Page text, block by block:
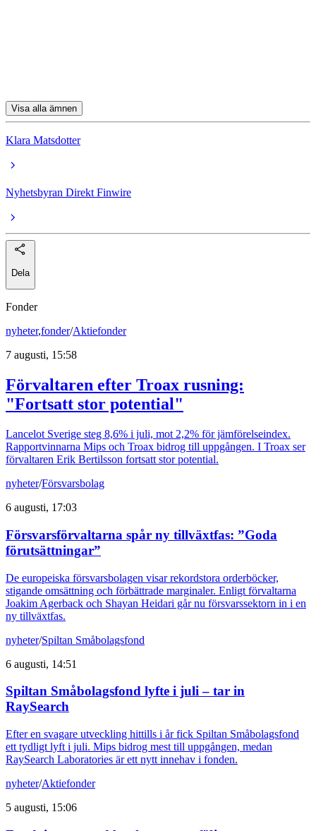
Visa alla ämnen
Klara Matsdotter
Nyhetsbyran Direkt Finwire
Dela
Fonder
nyheter,fonder/Aktiefonder
7 augusti, 15:58
Förvaltaren efter Troax rusning:
"Fortsatt stor potential"
Lancelot Sverige steg 8,6% i juli, mot 2,2% för jämförelseindex.
Rapportvinnarna Mips och Troax bidrog till uppgången. I Troax ser
förvaltaren Erik Bertilsson fortsatt stor potential.
nyheter/Försvarsbolag
6 augusti, 17:03
Försvarsförvaltarna spår ny tillväxtfas: ”Goda
förutsättningar”
De europeiska försvarsbolagen visar rekordstora orderböcker,
stigande omsättning och förbättrade marginaler. Enligt förvaltarna
Joakim Agerback och Shayan Heidari går nu försvarssektorn in i en
ny tillväxtfas.
nyheter/Spiltan Småbolagsfond
6 augusti, 14:51
Spiltan Småbolagsfond lyfte i juli – tar in
RaySearch
Efter en svagare utveckling hittills i år fick Spiltan Småbolagsfond
ett tydligt lyft i juli. Mips bidrog mest till uppgången, medan
RaySearch Laboratories är ett nytt innehav i fonden.
nyheter/Aktiefonder
5 augusti, 15:06